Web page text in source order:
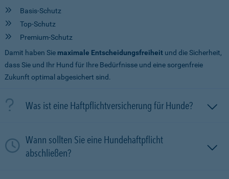
Basis-Schutz
Top-Schutz
Premium-Schutz
Damit haben Sie maximale Entscheidungsfreiheit und die Sicherheit,
dass Sie und Ihr Hund für Ihre Bedürfnisse und eine sorgenfreie
Zukunft optimal abgesichert sind.
Was ist eine Haftpflichtversicherung für Hunde?
Wann sollten Sie eine Hundehaftpflicht
abschließen?